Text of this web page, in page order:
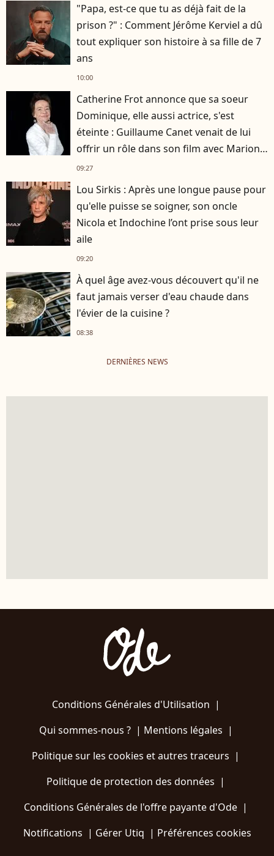
"Papa, est-ce que tu as déjà fait de la
prison ?" : Comment Jérôme Kerviel a dû
tout expliquer son histoire à sa fille de 7
ans
10:00
Catherine Frot annonce que sa soeur
Dominique, elle aussi actrice, s'est
éteinte : Guillaume Canet venait de lui
offrir un rôle dans son film avec Marion
Cotillard
09:27
Lou Sirkis : Après une longue pause pour
qu'elle puisse se soigner, son oncle
Nicola et Indochine l’ont prise sous leur
aile
09:20
À quel âge avez-vous découvert qu'il ne
faut jamais verser d'eau chaude dans
l'évier de la cuisine ?
08:38
DERNIÈRES NEWS
Conditions Générales d'Utilisation |
Qui sommes-nous ?| Mentions légales |
Politique sur les cookies et autres traceurs |
Politique de protection des données |
Conditions Générales de l'offre payante d'Ode |
Notifications | Gérer Utiq | Préférences cookies